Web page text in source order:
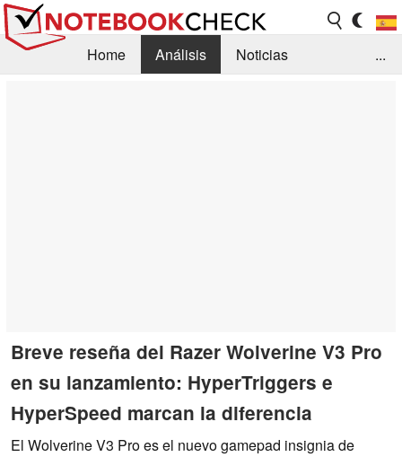
Home Análisis
Noticias
...
Breve reseña del Razer Wolverine V3 Pro
en su lanzamiento: HyperTriggers e
HyperSpeed marcan la diferencia
El Wolverine V3 Pro es el nuevo gamepad insignia de